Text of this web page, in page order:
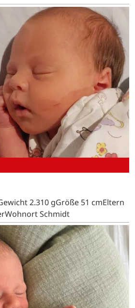
2.310 gGröße 51 cmEltern
Schmidt